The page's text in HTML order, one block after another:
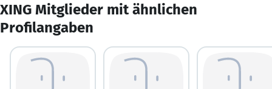
XING Mitglieder mit ähnlichen
Profilangaben